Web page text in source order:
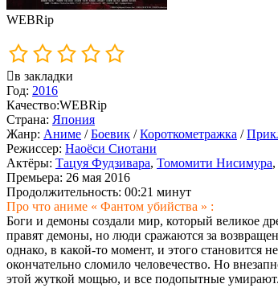
WEBRip
в закладки
Год: 2016
Качество:WEBRip
Страна: Япония
Жанр: Аниме /Боевик /Короткометражка /
Режиссер: Наоёси Сиотани
Актёры: Тацуя Фудзивара, Томомити Нисимура,
Премьера: 26 мая 2016
Продолжительность: 00:21 минут
Про что аниме « Фантом убийства » :
Боги и демоны создали мир, который великое
правят демоны, но люди сражаются за
однако, в какой-то момент, и этого становится
окончательно сломило человечество. Но
этой жуткой мощью, и все подопытные